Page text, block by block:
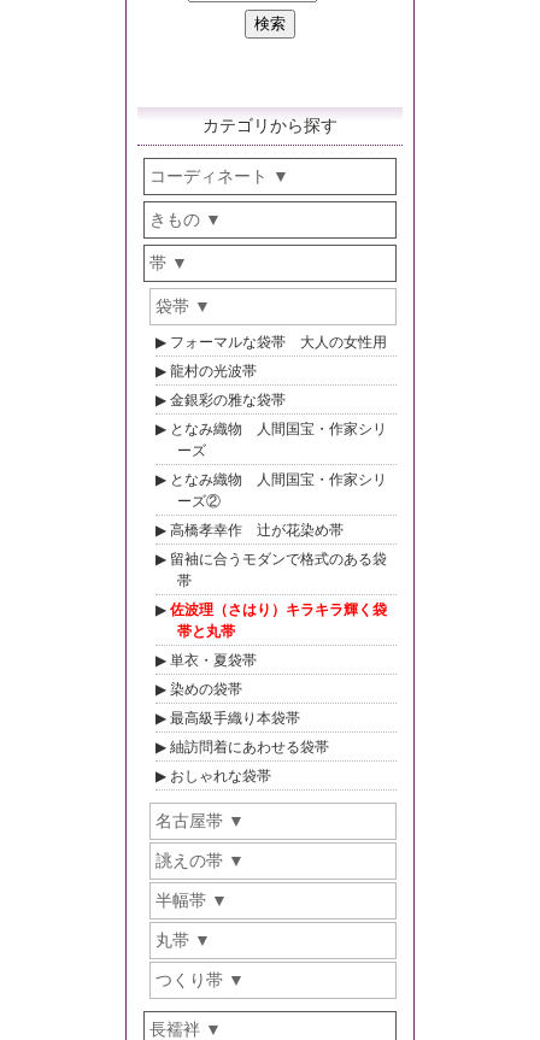
カテゴリから探す
コーディネート
きもの
帯
袋帯
フォーマルな袋帯 大人の女性用
龍村の光波帯
金銀彩の雅な袋帯
となみ織物 人間国宝・作家シリ
ーズ
となみ織物 人間国宝・作家シリ
ーズ②
高橋孝幸作 辻が花染め帯
留袖に合うモダンで格式のある袋
帯
佐波理（さはり）キラキラ輝く袋
帯と丸帯
単衣・夏袋帯
染めの袋帯
最高級手織り本袋帯
紬訪問着にあわせる袋帯
おしゃれな袋帯
名古屋帯
誂えの帯
半幅帯
丸帯
つくり帯
長襦袢